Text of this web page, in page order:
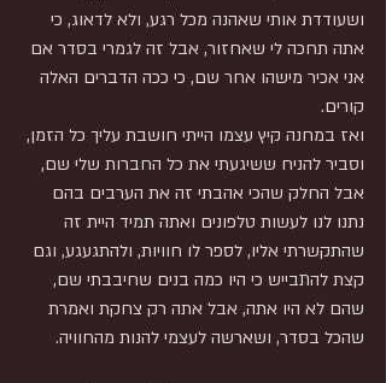
ושעודדת אותי שאהנה מכל רגע, ולא לדאוג, כי
אתה תחכה לי שאחזור, אבל זה לגמרי בסדר אם
אני אכיר מישהו אחר שם, כי ככה הדברים האלה
קורים.
ואז במחנה קיץ עצמו הייתי חושבת עליך כל הזמן,
וסביר להניח ששיגעתי את כל החברות שלי שם,
אבל החלק שהכי אהבתי זה את הערבים בהם
נתנו לנו לעשות טלפונים ואתה תמיד היית זה
שהתקשרתי אליו, לספר לו חוויות, ולהתגעגע, וגם
קצת להתבייש כי היו כמה בנים שחיבבתי שם,
שהם לא היו אתה, אבל אתה רק צחקת ואמרת
שהכל בסדר, ושארשה לעצמי להנות מהחוויה.